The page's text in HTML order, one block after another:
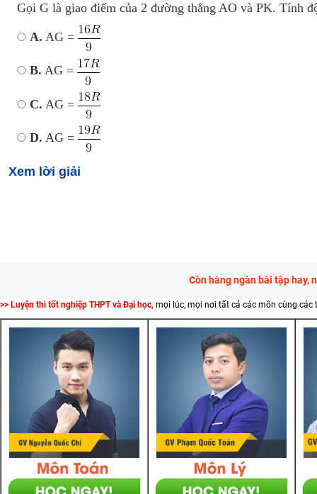
Gọi G là giao điểm của 2 đường thẳng AO và PK. Tính
A. AG =
B. AG =
C. AG =
D. AG =
Xem lời giải
Còn hàng ngàn bài tập hay,
>> Luyện thi tốt nghiệp THPT và Đại học, mọi lúc, mọi nơi tất cả các môn cùng các